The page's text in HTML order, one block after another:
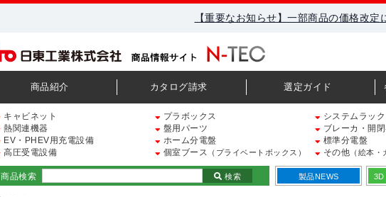
【重要なお知らせ】一部商品の価格改定
商品紹介 カタログ請求 選定ガイド
キャビネット プラボックス システムラック
熱関連機器
盤用パーツ ブレーカ・開
EV・PHEV用充電設備
ホーム分電盤 標準分電盤
高圧受電設備
個室ブース （プライベートボックス） その他 （絵本・
商品検索 検索 製品NEWS 3D